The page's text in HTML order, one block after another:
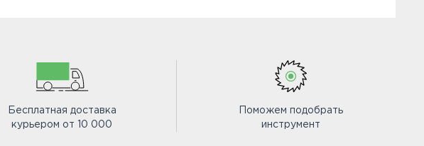
Бесплатная доставка
курьером от 10 000
Поможем подобрать
инструмент